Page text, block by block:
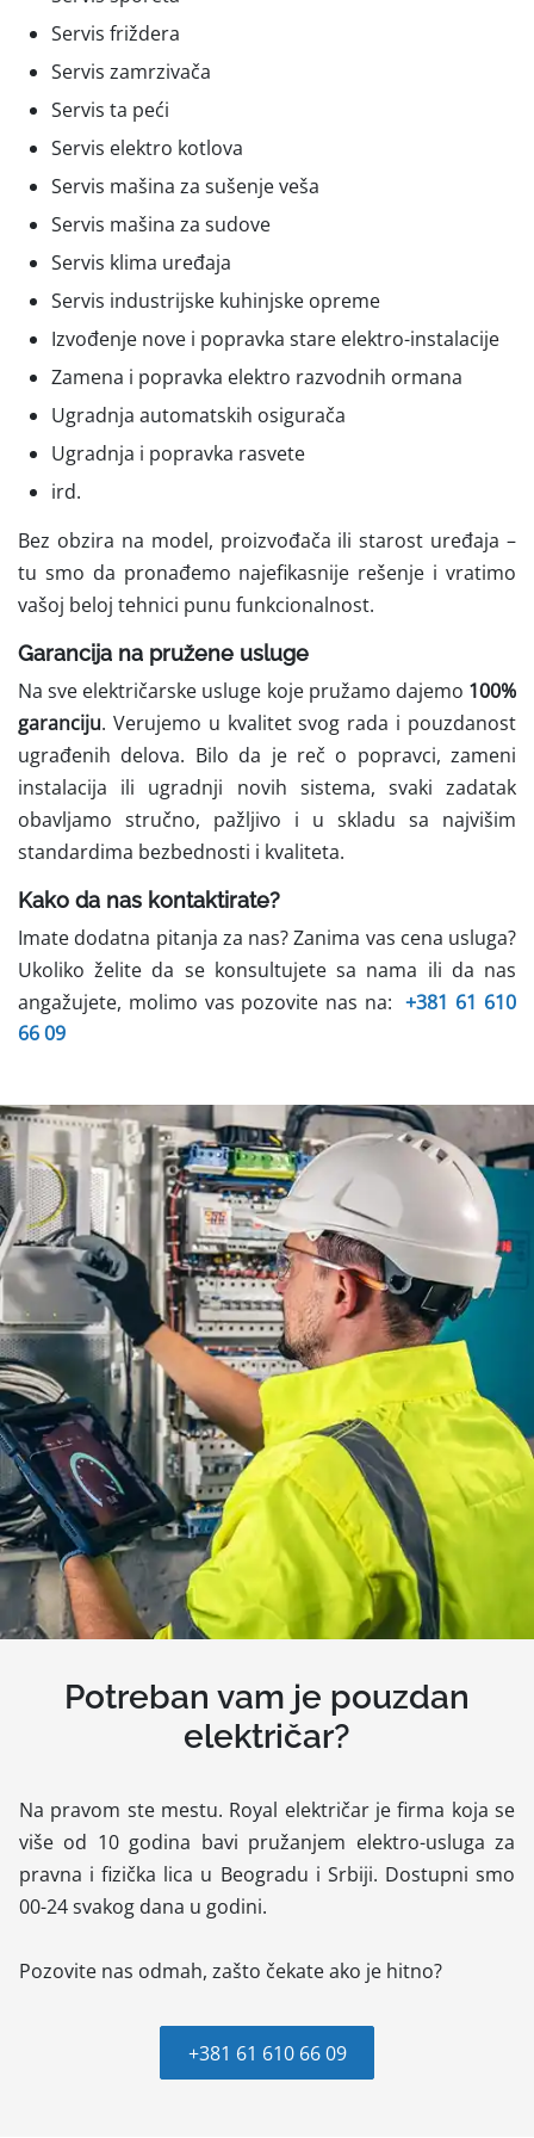
Servis friždera
Servis zamrzivača
Servis ta peći
Servis elektro kotlova
Servis mašina za sušenje veša
Servis mašina za sudove
Servis klima uređaja
Servis industrijske kuhinjske opreme
Izvođenje nove i popravka stare elektro-instalacije
Zamena i popravka elektro razvodnih ormana
Ugradnja automatskih osigurača
Ugradnja i popravka rasvete
ird.
Bez obzira na model, proizvođača ili starost uređaja –
tu smo da pronađemo najefikasnije rešenje i vratimo
vašoj beloj tehnici punu funkcionalnost.
Garancija na pružene usluge
Na sve električarske usluge koje pružamo dajemo 100%
garanciju. Verujemo u kvalitet svog rada i pouzdanost
ugrađenih delova. Bilo da je reč o popravci, zameni
instalacija ili ugradnji novih sistema, svaki zadatak
obavljamo stručno, pažljivo i u skladu sa najvišim
standardima bezbednosti i kvaliteta.
Kako da nas kontaktirate?
Imate dodatna pitanja za nas? Zanima vas cena usluga?
Ukoliko želite da se konsultujete sa nama ili da nas
angažujete, molimo vas pozovite nas na: +381 61 610
66 09
Potreban vam je pouzdan
električar?
Na pravom ste mestu. Royal električar je firma koja se
više od 10 godina bavi pružanjem elektro-usluga za
pravna i fizička lica u Beogradu i Srbiji. Dostupni smo
00-24 svakog dana u godini.
Pozovite nas odmah, zašto čekate ako je hitno?
+381 61 610 66 09